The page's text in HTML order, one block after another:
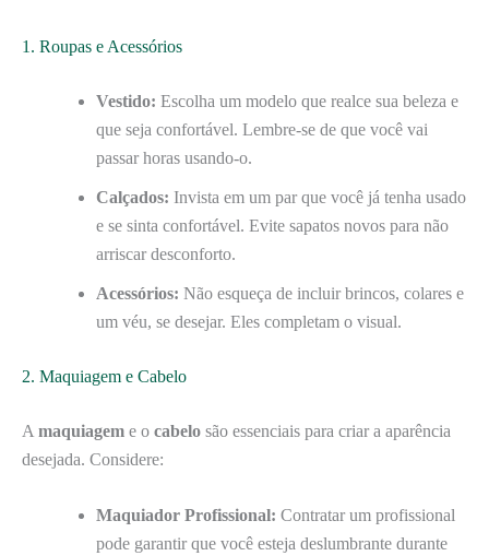
1. Roupas e Acessórios
Vestido: Escolha um modelo que realce sua beleza e
que seja confortável. Lembre-se de que você vai
passar horas usando-o.
Calçados: Invista em um par que você já tenha usado
e se sinta confortável. Evite sapatos novos para não
arriscar desconforto.
Acessórios: Não esqueça de incluir brincos, colares e
um véu, se desejar. Eles completam o visual.
2. Maquiagem e Cabelo
A maquiagem e o cabelo são essenciais para criar a aparência
desejada. Considere:
Maquiador Profissional: Contratar um profissional
pode garantir que você esteja deslumbrante durante